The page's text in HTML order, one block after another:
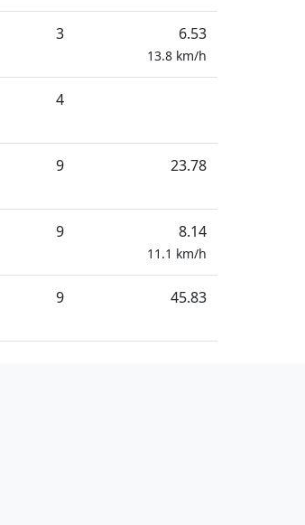
3 6.53
13.8 km/h
4
9 23.78
9 8.14
11.1 km/h
9 45.83